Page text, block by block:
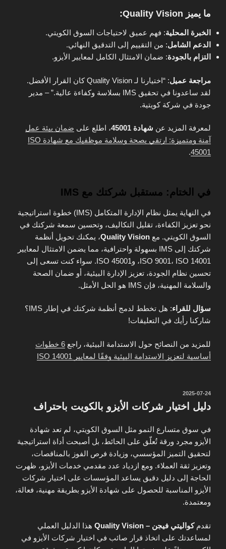
ما يميز Quality Vision:
الخبرة المحلية: فهم عميق لاحتياجات السوق الكويتي.
الدعم الشامل: من التقييم إلى التدقيق النهائي.
التزام بالجودة: ضمان الامتثال الكامل لمعايير الأيزو.
مراجعة عميل
: “اختيارنا لـ Quality Vision كان القرار الأفضل.
لقد ساعدونا في تحقيق IMS بسلاسة وكفاءة عالية.” – مدير
جودة في شركة كويتية.
لمعرفة المزيد عن شهادة 45001 ، اطلع على ضمان بيئة عمل
آمنة ومتميزة: ارتقي بصحة وسلامة موظفيك مع شهادة ISO
45001
.
في الختام: مستقبل شركتك مع IMS
في النهاية يمثل نظام الإدارة المتكامل (IMS) خطوة استراتيجية
نحو تعزيز الكفاءة، تقليل التكاليف، وتحسين سمعة شركتك في
السوق الكويتي. مع Quality Vision، يمكنك تحويل أنظمة
شركتك إلى IMS بسهولة واحترافية، مما يضمن الامتثال لمعايير
ISO 9001، ISO 14001، وISO 45001. سواء كنت تسعى إلى
تحسين نظام الجودة، تعزيز الإدارة البيئية، أو ضمان الصحة
والسلامة المهنية، فإن IMS هو الحل الأمثل.
سؤال للقراء
: هل تخطط لدمج أنظمة شركتك في إطار IMS؟
شاركنا رأيك في التعليقات!
للمزيد من النصائح حول الاستدامة البيئية، راجع
6 خطوات
أساسية لتعزيز الاستدامة البيئية وفقًا لمعايير ISO 14001
نُشر
في
2025-07-24
دليل اختيار شركات الأيزو بالكويت باحتراف
في سوق متسارع النمو مثل السوق الكويتي، لم تعد شهادة
الأيزو مجرد ورقة تُعلّق على الحائط، بل أصبحت أداة استراتيجية
لتحقيق التميز المؤسسي، وزيادة فرص الفوز بالمناقصات،
وتعزيز ثقة العملاء. ومع ازدياد عدد مقدمي خدمات الأيزو، ظهرت
الحاجة إلى دليل دقيق يساعد المؤسسات على اختيار شركات
الأيزو المناسبة للحصول على شهادة الأيزو بطريقة مهنية، فعالة،
ومعتمدة.
تقدمكواليتي فيجن – Quality Vision
هذا الدليل العملي
لمساعدتك على اتخاذ قرار صائب في اختيار شركات الأيزو في